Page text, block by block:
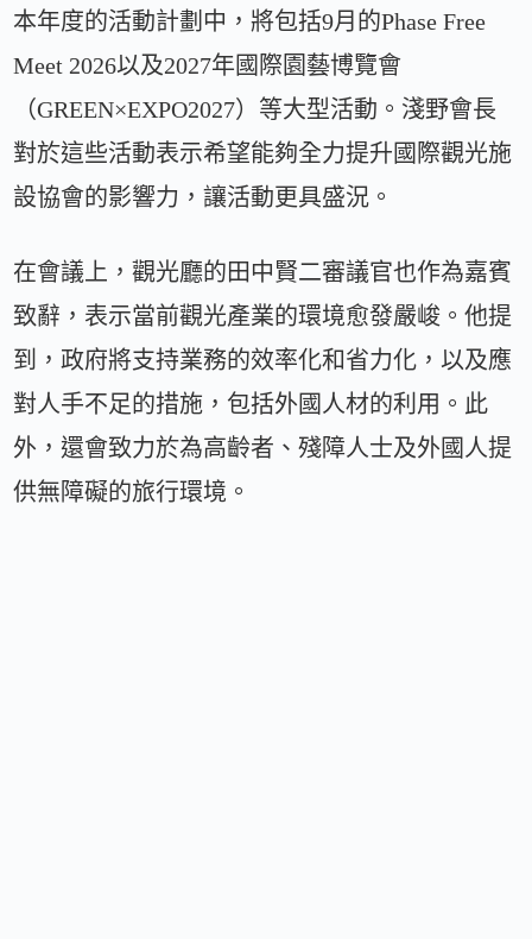
本年度的活動計劃中，將包括9月的Phase Free
Meet 2026以及2027年國際園藝博覽會
（GREEN×EXPO2027）等大型活動。淺野會長
對於這些活動表示希望能夠全力提升國際觀光施
設協會的影響力，讓活動更具盛況。
在會議上，觀光廳的田中賢二審議官也作為嘉賓
致辭，表示當前觀光產業的環境愈發嚴峻。他提
到，政府將支持業務的效率化和省力化，以及應
對人手不足的措施，包括外國人材的利用。此
外，還會致力於為高齡者、殘障人士及外國人提
供無障礙的旅行環境。